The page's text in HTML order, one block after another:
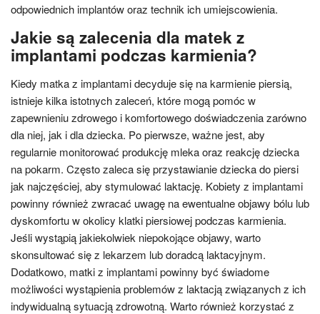
odpowiednich implantów oraz technik ich umiejscowienia.
Jakie są zalecenia dla matek z
implantami podczas karmienia?
Kiedy matka z implantami decyduje się na karmienie piersią,
istnieje kilka istotnych zaleceń, które mogą pomóc w
zapewnieniu zdrowego i komfortowego doświadczenia zarówno
dla niej, jak i dla dziecka. Po pierwsze, ważne jest, aby
regularnie monitorować produkcję mleka oraz reakcję dziecka
na pokarm. Często zaleca się przystawianie dziecka do piersi
jak najczęściej, aby stymulować laktację. Kobiety z implantami
powinny również zwracać uwagę na ewentualne objawy bólu lub
dyskomfortu w okolicy klatki piersiowej podczas karmienia.
Jeśli wystąpią jakiekolwiek niepokojące objawy, warto
skonsultować się z lekarzem lub doradcą laktacyjnym.
Dodatkowo, matki z implantami powinny być świadome
możliwości wystąpienia problemów z laktacją związanych z ich
indywidualną sytuacją zdrowotną. Warto również korzystać z